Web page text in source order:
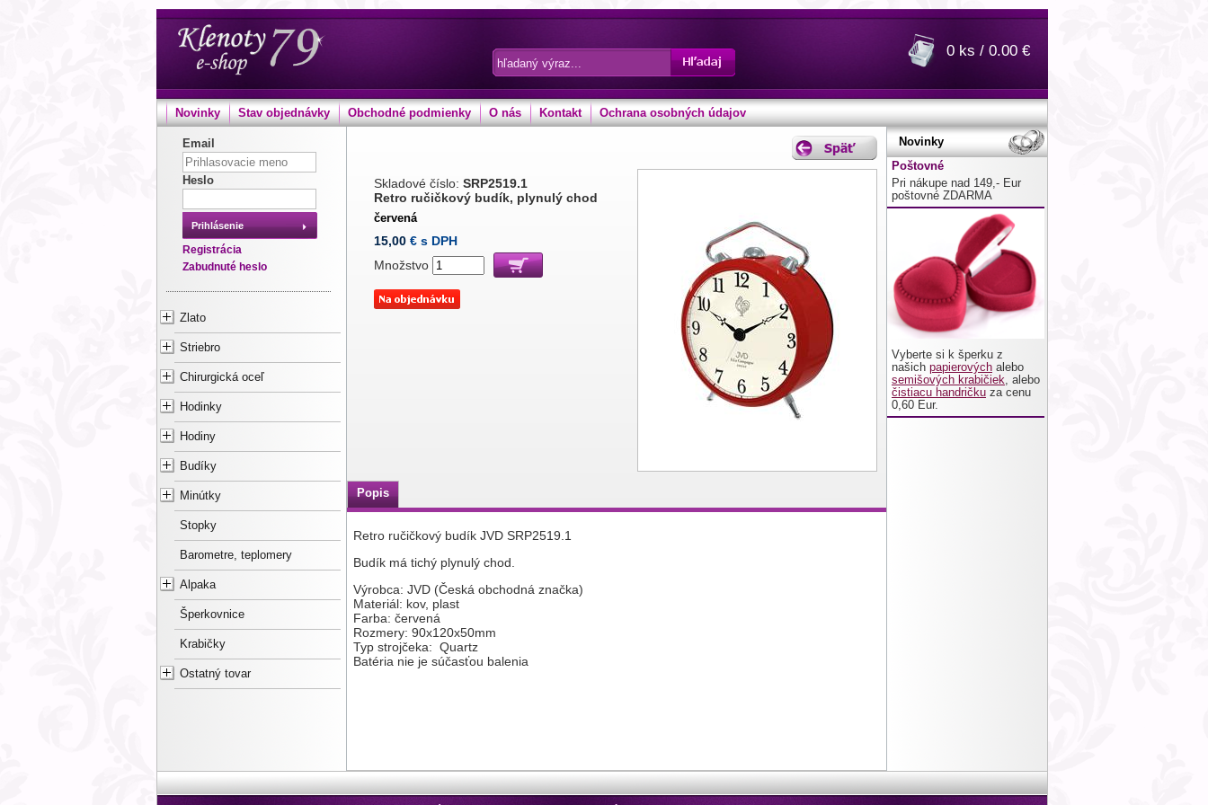
0 ks / 0.00 €
Novinky Stav objednávky Obchodné podmienky O nás Kontakt Ochrana osobných údajov
Email
Heslo
Prihlásenie
Registrácia
Zabudnuté heslo
Zlato
Striebro
Chirurgická oceľ
Hodinky
Hodiny
Budíky
Minútky
Stopky
Barometre, teplomery
Alpaka
Šperkovnice
Krabičky
Ostatný tovar
Skladové číslo: SRP2519.1
Retro ručičkový budík, plynulý chod
červená
15,00 € s DPH
Množstvo
Popis
Retro ručičkový budík JVD SRP2519.1
Budík má tichý plynulý chod.
Výrobca: JVD (Česká obchodná značka)
Materiál: kov, plast
Farba: červená
Rozmery: 90x120x50mm
Typ strojčeka: Quartz
Batéria nie je súčasťou balenia
Novinky
Poštovné
Pri nákupe nad 149,- Eur
poštovné ZDARMA
Vyberte si k šperku z
našich papierových alebo
semišových krabičiek, alebo
čistiacu handričku za cenu
0,60 Eur.